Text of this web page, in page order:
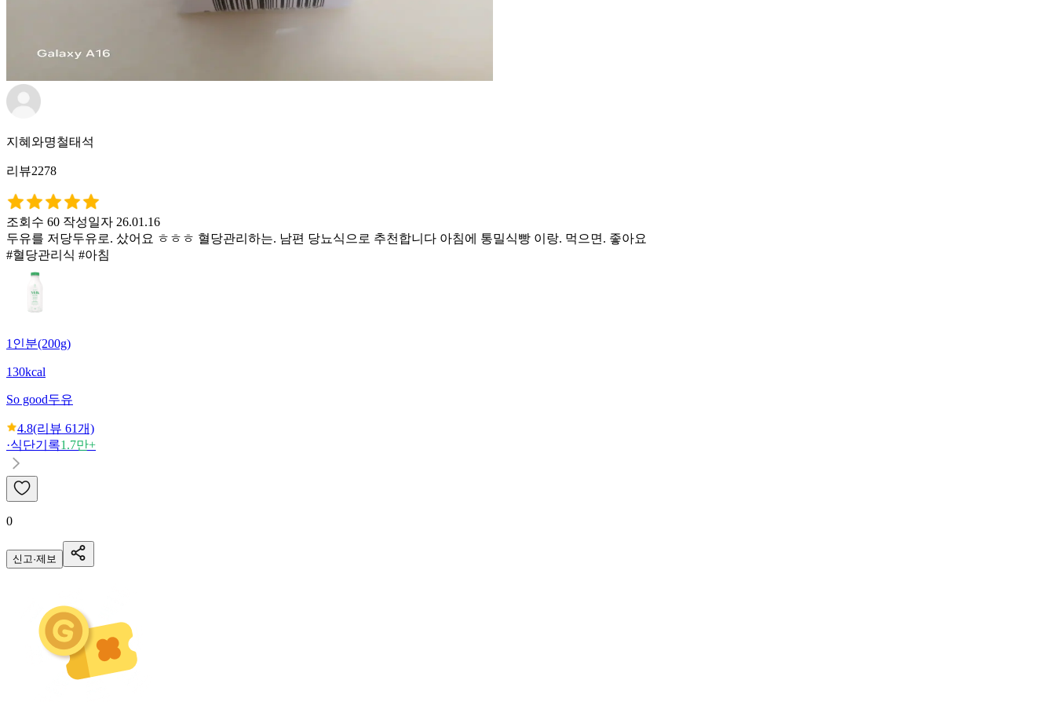
지혜와명철태석
리뷰2278
조회수 60 작성일자 26.01.16
두유를 저당두유로. 샀어요 ㅎㅎㅎ 혈당관리하는. 남편 당뇨식으로 추천합니다 아침에 통밀식빵 이랑. 먹으면. 좋아요
#혈당관리식 #아침
1인분(200g)
130kcal
So good두유
4.8(리뷰 61개)
·식단기록1.7만+
0
신고·제보